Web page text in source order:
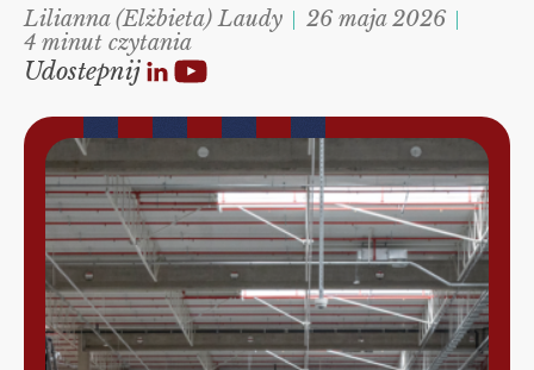
Lilianna (Elżbieta) Laudy
26 maja 2026
4 minut czytania
Udostepnij